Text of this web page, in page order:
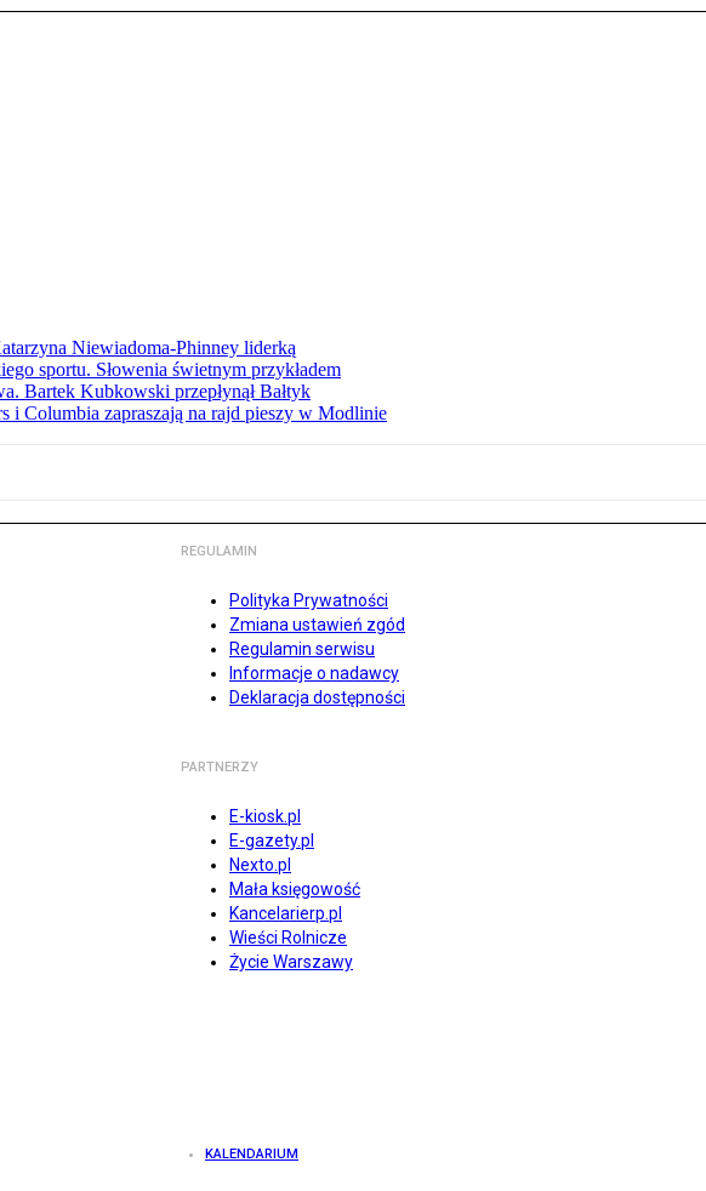
Niewiadoma-Phinney liderką
sportu. Słowenia świetnym przykładem
Bartek Kubkowski przepłynął Bałtyk
i Columbia zapraszają na rajd pieszy w Modlinie
REGULAMIN
Polityka Prywatności
Zmiana ustawień zgód
Regulamin serwisu
Informacje o nadawcy
Deklaracja dostępności
PARTNERZY
E-kiosk.pl
E-gazety.pl
Nexto.pl
Mała księgowość
Kancelarierp.pl
Wieści Rolnicze
Życie Warszawy
KALENDARIUM